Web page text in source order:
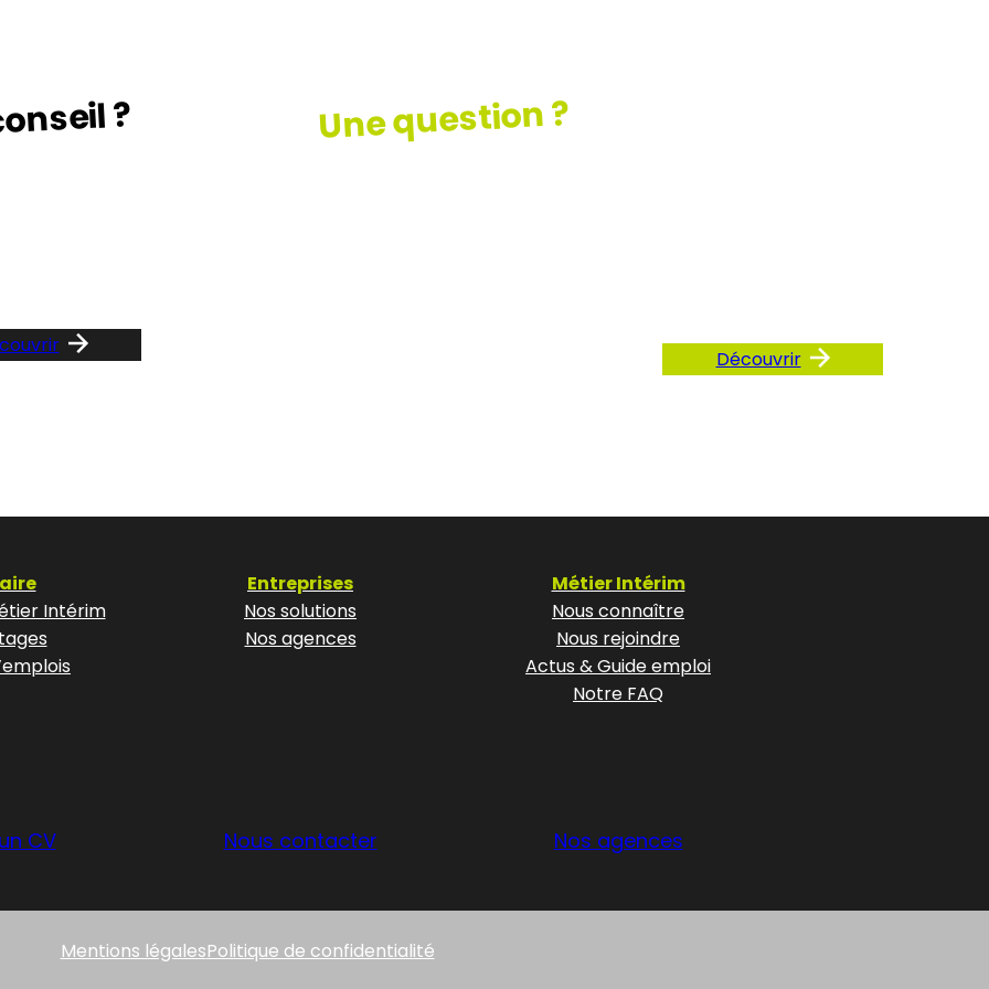
? Une question ?
Découvrir
Intérim
CV
Entreprises
Nos solutions
Nos agences
Nous contacter
Métier Intérim
Nous connaître
Nous rejoindre
Actus & Guide emploi
Notre FAQ
Nos agences
Mentions légalesPolitique de confidentialité